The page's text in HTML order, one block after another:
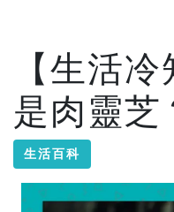
【生活
是肉靈芝
生活百科